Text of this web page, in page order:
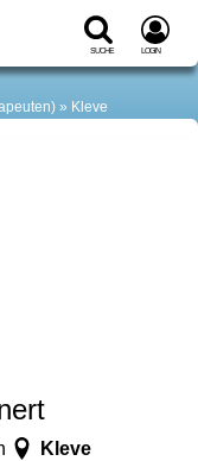
Suche Login
Kleve
Kleve